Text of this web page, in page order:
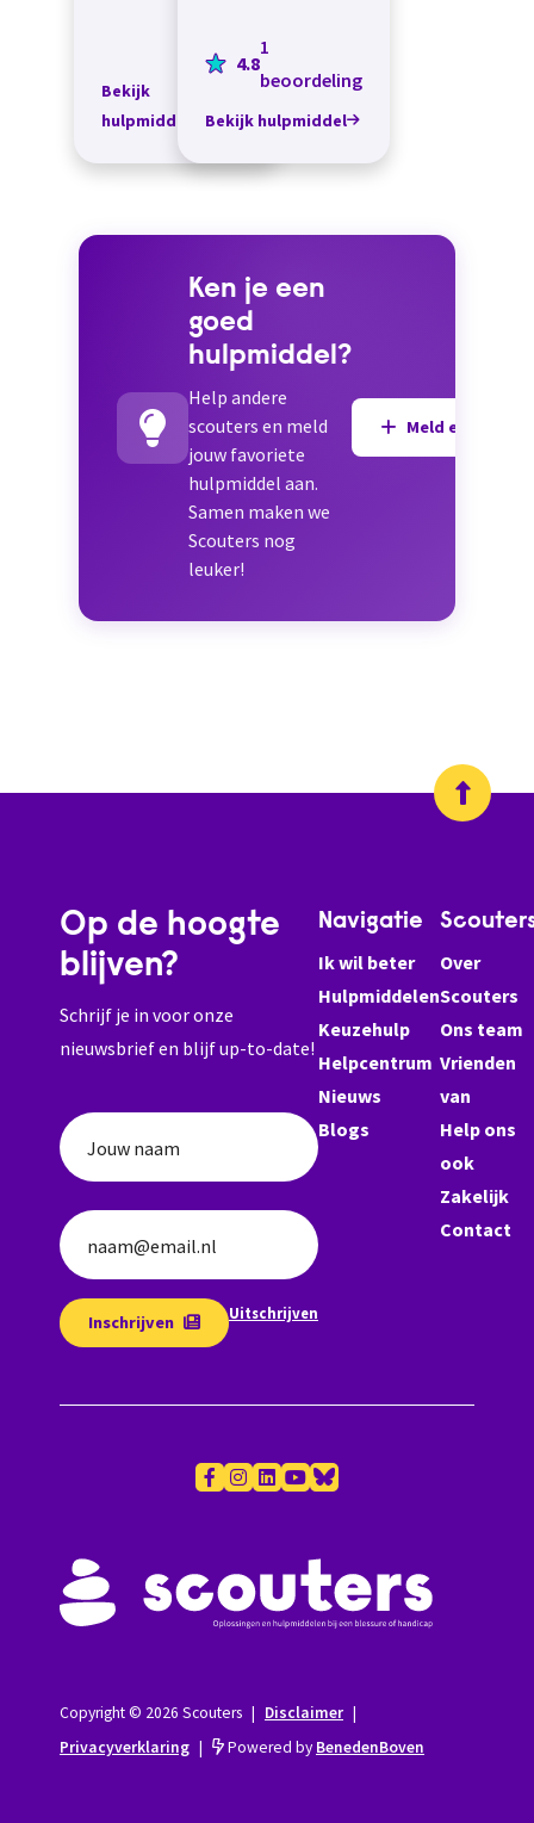
Bekijk
hulpmiddel
zorgfauteuil 570 Vario
van Fitform wellicht
een goede optie. &n...
4.8
1
beoordeling
Bekijk hulpmiddel
Ken je een
goed
hulpmiddel?
Help andere
scouters en meld
jouw favoriete
hulpmiddel aan.
Samen maken we
Scouters nog
leuker!
Meld een
Op de hoogte
blijven?
Schrijf je in voor onze
nieuwsbrief en blijf up-to-date!
Jouw naam
naam@email.nl
Inschrijven Uitschrijven
Navigatie
Ik wil beter
Hulpmiddelen
Keuzehulp
Helpcentrum
Nieuws
Blogs
Over
Scouters
Ons team
Vrienden
van
Help ons
ook
Zakelijk
Contact
Copyright © 2026 Scouters | Disclaimer |
Privacyverklaring | Powered by BenedenBoven